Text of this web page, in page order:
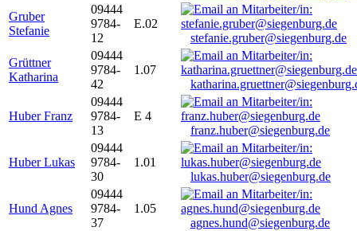
Gruber
Stefanie
09444
9784-
12
E.02
stefanie.gruber@siegenburg.de
Grüttner
Katharina
09444
9784-
42
1.07
Huber Franz
09444
9784-
13
E 4
franz.huber@siegenburg.de
Huber Lukas
09444
9784-
30
1.01
lukas.huber@siegenburg.de
Hund Agnes
09444
9784-
37
1.05
agnes.hund@siegenburg.de